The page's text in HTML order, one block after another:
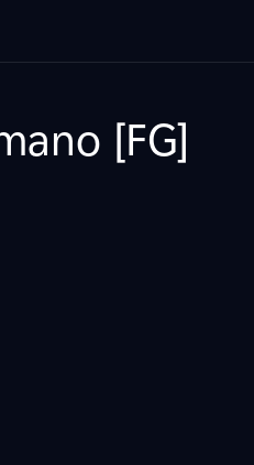
[FG]